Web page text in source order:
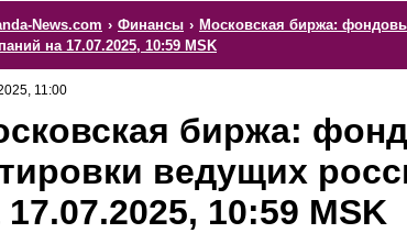
News.com › Финансы › Московская биржа:
на 17.07.2025, 10:59 MSK
11:00
биржа:
ведущих
17.07.2025, 10:59 MSK